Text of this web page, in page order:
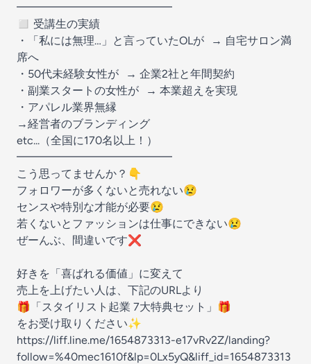
━━━━━━━━━━━━━━
◻️ 受講生の実績
・「私には無理…」と言っていたOLが → 自宅サロン満
席へ
・50代未経験女性が → 企業2社と年間契約
・副業スタートの女性が → 本業超えを実現
・アパレル業界無縁
→経営者のブランディング
etc...（全国に170名以上！）
━━━━━━━━━━━━━━
こう思ってませんか？👇
フォロワーが多くないと売れない😢
センスや特別な才能が必要😢
若くないとファッションは仕事にできない😢
ぜーんぶ、間違いです❌
好きを「喜ばれる価値」に変えて
売上を上げたい人は、下記のURLより
🎁「スタイリスト起業 7大特典セット」🎁
をお受け取りください✨
https://liff.line.me/1654873313-e17vRv2Z/landing?
follow=%40mec1610f&lp=0Lx5yQ&liff_id=1654873313